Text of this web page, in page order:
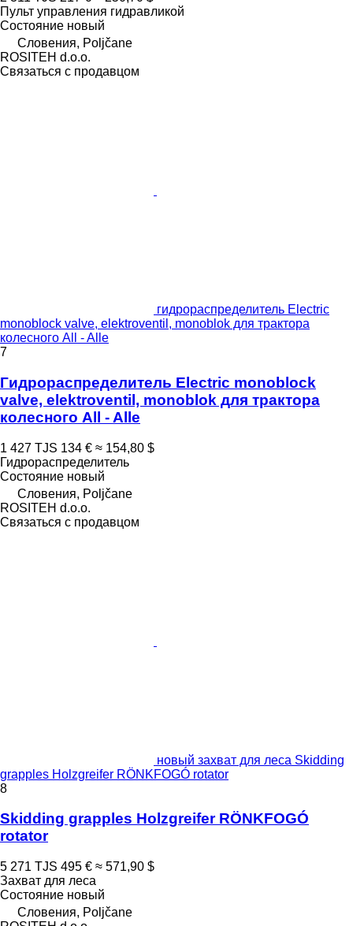
Пульт управления гидравликой
Состояние новый
Словения, Poljčane
ROSITEH d.o.o.
Связаться с продавцом
гидрораспределитель Electric
monoblock valve, elektroventil, monoblok для трактора
колесного All - Alle
7
Гидрораспределитель Electric monoblock
valve, elektroventil, monoblok для трактора
колесного All - Alle
1 427 TJS 134 € ≈ 154,80 $
Гидрораспределитель
Состояние новый
Словения, Poljčane
ROSITEH d.o.o.
Связаться с продавцом
новый захват для леса Skidding
grapples Holzgreifer RÖNKFOGÓ rotator
8
Skidding grapples Holzgreifer RÖNKFOGÓ
rotator
5 271 TJS 495 € ≈ 571,90 $
Захват для леса
Состояние новый
Словения, Poljčane